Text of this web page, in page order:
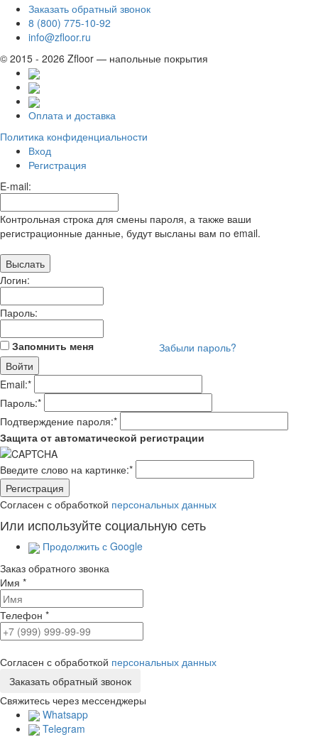
Заказать обратный звонок
8 (800) 775-10-92
info@zfloor.ru
© 2015 - 2026 Zfloor — напольные покрытия
Оплата и доставка
Политика конфиденциальности
Вход
Регистрация
E-mail:
Контрольная строка для смены пароля, а также ваши
регистрационные данные, будут высланы вам по email.
Логин:
Пароль:
Запомнить меня Забыли пароль?
Email:*
Пароль:*
Подтверждение пароля:*
Защита от автоматической регистрации
Введите слово на картинке:*
Согласен с обработкой персональных данных
Или используйте социальную сеть
Продолжить с Google
Заказ обратного звонка
Имя *
Телефон *
Согласен с обработкой персональных данных
Свяжитесь через мессенджеры
Whatsapp
Telegram